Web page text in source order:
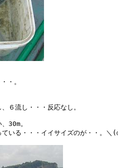
・。
６流し・・・反応なし。
30m。
ている・・・イイサイズのが・・。